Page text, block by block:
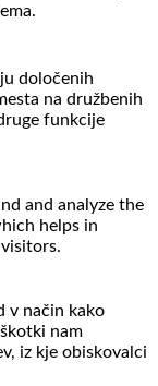
določenih
na družbenih
funkcije
and analyze the
helps in
v način kako
nam
iz kje obiskovalci